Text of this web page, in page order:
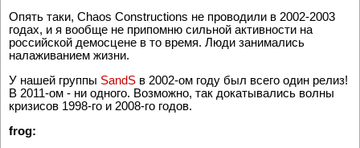
Опять таки, Chaos Constructions не проводили в 2002-2003
годах, и я вообще не припомню сильной активности на
российской демосцене в то время. Люди занимались
налаживанием жизни.
У нашей группы SandS в 2002-ом году был всего один релиз!
В 2011-ом - ни одного. Возможно, так докатывались волны
кризисов 1998-го и 2008-го годов.
frog: